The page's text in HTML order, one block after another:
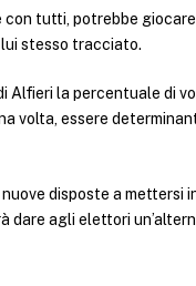
tutti, potrebbe
stesso tracciato.
Alfieri la percentuale di
volta, essere
disposte a mettersi
agli elettori